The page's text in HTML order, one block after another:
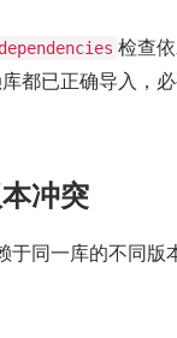
检查依
都已正确导入，
冲突
于同一库的不同版